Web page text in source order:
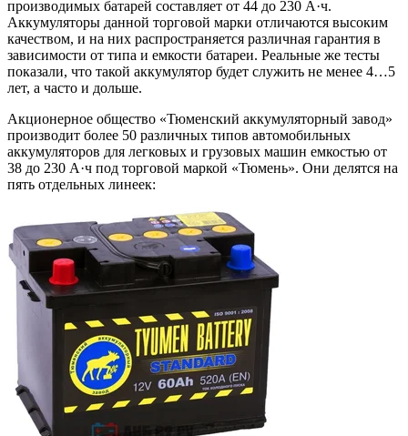
производимых батарей составляет от 44 до 230 А·ч.
Аккумуляторы данной торговой марки отличаются высоким
качеством, и на них распространяется различная гарантия в
зависимости от типа и емкости батареи. Реальные же тесты
показали, что такой аккумулятор будет служить не менее 4…5
лет, а часто и дольше.
Акционерное общество «Тюменский аккумуляторный завод»
производит более 50 различных типов автомобильных
аккумуляторов для легковых и грузовых машин емкостью от
38 до 230 А·ч под торговой маркой «Тюмень». Они делятся на
пять отдельных линеек: